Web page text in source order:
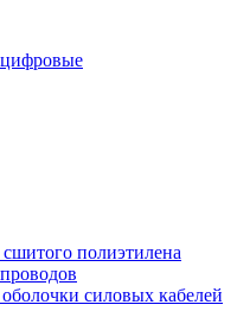
цифровые
полиэтилена
силовых кабелей